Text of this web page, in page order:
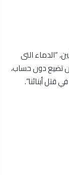
“الدماء التى
تضيع دون حساب،
أبنائنا”.